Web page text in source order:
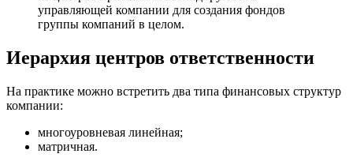
управляющей компании для создания фондов
группы компаний в целом.
Иерархия центров ответственности
На практике можно встретить два типа финансовых структур
компании:
многоуровневая линейная;
матричная.